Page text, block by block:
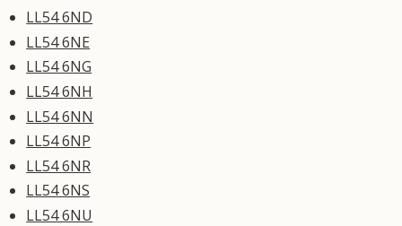
LL54 6ND
LL54 6NE
LL54 6NG
LL54 6NH
LL54 6NN
LL54 6NP
LL54 6NR
LL54 6NS
LL54 6NU